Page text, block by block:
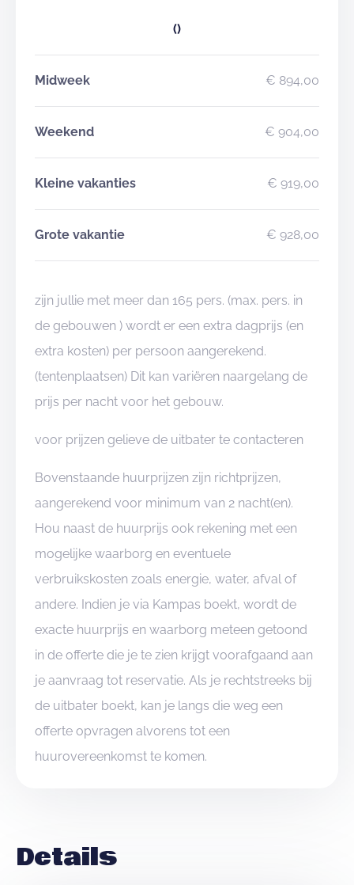
Reserveer vandaag nog en maak van jouw kamp een
()
Midweek € 894,00
Weekend € 904,00
Kleine vakanties € 919,00
Grote vakantie € 928,00
zijn jullie met meer dan 165 pers. (max. pers. in
de gebouwen ) wordt er een extra dagprijs (en
extra kosten) per persoon aangerekend.
(tentenplaatsen) Dit kan variëren naargelang de
prijs per nacht voor het gebouw.
voor prijzen gelieve de uitbater te contacteren
Bovenstaande huurprijzen zijn richtprijzen,
aangerekend voor minimum van 2 nacht(en).
Hou naast de huurprijs ook rekening met een
mogelijke waarborg en eventuele
verbruikskosten zoals energie, water, afval of
andere. Indien je via Kampas boekt, wordt de
exacte huurprijs en waarborg meteen getoond
in de offerte die je te zien krijgt voorafgaand aan
je aanvraag tot reservatie. Als je rechtstreeks bij
de uitbater boekt, kan je langs die weg een
offerte opvragen alvorens tot een
huurovereenkomst te komen.
Details